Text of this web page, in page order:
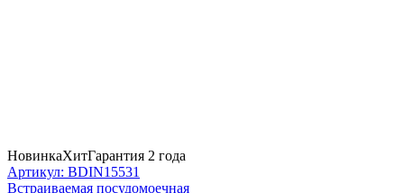
НовинкаХитГарантия 2 года
Артикул: BDIN15531
Встраиваемая посудомоечная